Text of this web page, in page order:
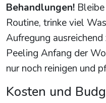
Behandlungen!
Routine, trinke viel
Aufregung
Peeling Anfang der
nur noch reinigen und
Kosten und